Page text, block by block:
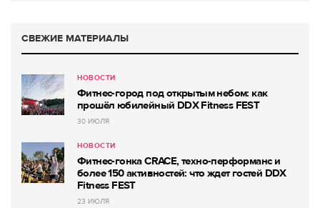
СВЕЖИЕ МАТЕРИАЛЫ
НОВОСТИ
Фитнес-город под открытым небом: как
прошёл юбилейный DDX Fitness FEST
30 ИЮЛЯ
НОВОСТИ
Фитнес-гонка CRACE, техно-перформанс и
более 150 активностей: что ждет гостей DDX
Fitness FEST
23 ИЮЛЯ